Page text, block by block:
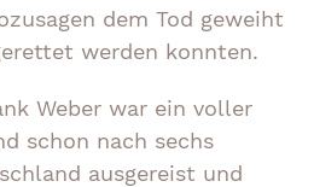
dem Tod geweiht
werden konnten.
Weber war ein voller
schon nach sechs
ausgereist und